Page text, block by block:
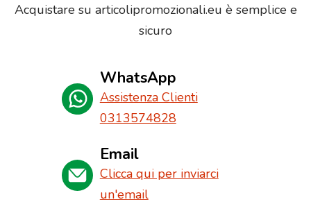
Acquistare su articolipromozionali.eu è semplice e
sicuro
WhatsApp
Assistenza Clienti
0313574828
Email
Clicca qui per inviarci
un'email